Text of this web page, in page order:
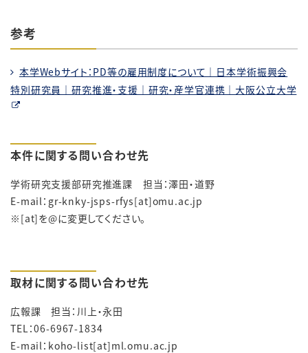
参考
本学Webサイト：PD等の雇用制度について｜日本学術振興会
特別研究員｜研究推進・支援｜研究・産学官連携｜大阪公立大学
本件に関する問い合わせ先
学術研究支援部研究推進課 担当：澤田・道野
E-mail：gr-knky-jsps-rfys[at]omu.ac.jp
※[at]を@に変更してください。
取材に関する問い合わせ先
広報課 担当：川上・永田
TEL：06-6967-1834
E-mail：koho-list[at]ml.omu.ac.jp